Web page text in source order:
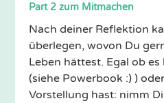
Part 2 zum Mitmachen
Nach deiner Reflektion
überlegen, wovon Du
Leben hättest. Egal ob
(siehe Powerbook :) )
Vorstellung hast: nimm